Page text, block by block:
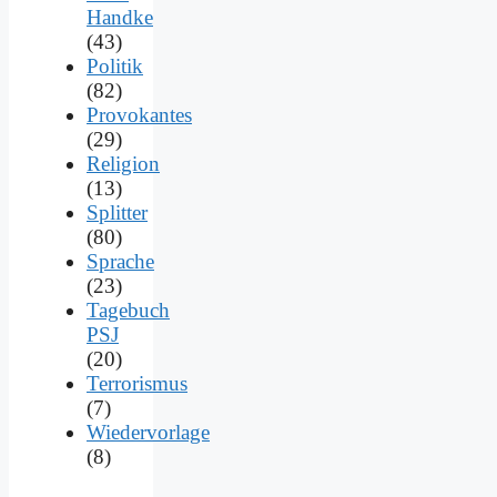
Handke
(43)
Politik
(82)
Provokantes
(29)
Religion
(13)
Splitter
(80)
Sprache
(23)
Tagebuch
PSJ
(20)
Terrorismus
(7)
Wiedervorlage
(8)